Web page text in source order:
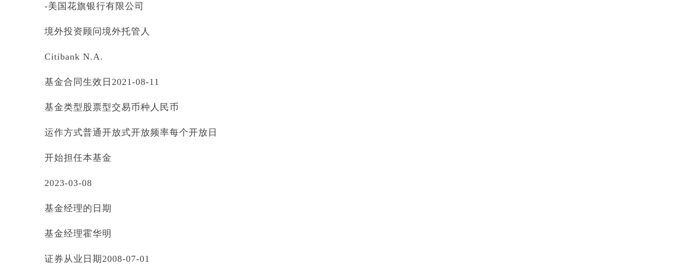
-美国花旗银行有限公司
境外投资顾问境外托管人
Citibank N.A.
基金合同生效日2021-08-11
基金类型股票型交易币种人民币
运作方式普通开放式开放频率每个开放日
开始担任本基金
2023-03-08
基金经理的日期
基金经理霍华明
证券从业日期2008-07-01